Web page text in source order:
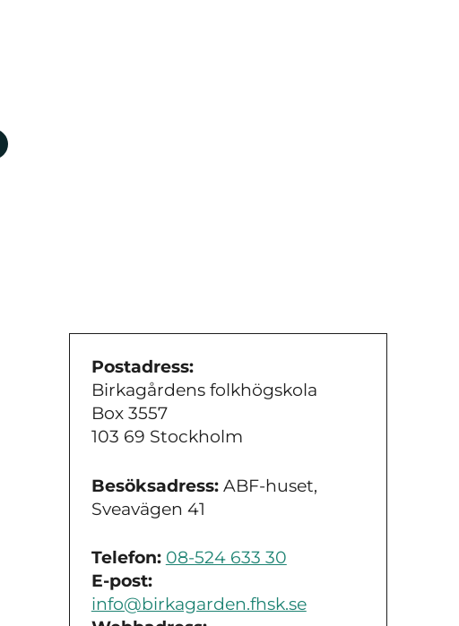
Postadress:
Birkagårdens folkhögskola
Box 3557
103 69 Stockholm
Besöksadress:ABF-huset,
Sveavägen 41
Telefon: 08-524 633 30
E-post:
info@birkagarden.fhsk.se